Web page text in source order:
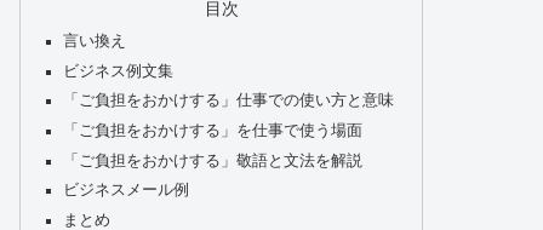
目次
言い換え
ビジネス例文集
「ご負担をおかけする」仕事での使い方と意味
「ご負担をおかけする」を仕事で使う場面
「ご負担をおかけする」敬語と文法を解説
ビジネスメール例
まとめ